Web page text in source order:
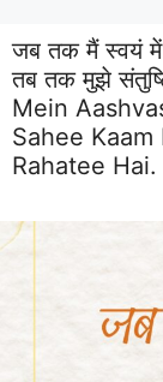
जब तक मैं स्वयं में
तब तक मुझे
Mein
Sahee
Rahatee